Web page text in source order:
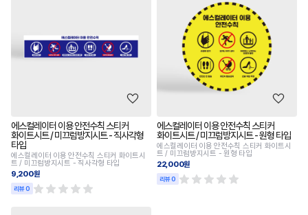
에스컬레이터 이용 안전수칙 스티커
화이트시트 / 미끄럼방지시트 - 직사각형
타입
에스컬레이터 이용 안전수칙 스티커 화이트시
트 / 미끄럼방지시트 - 직사각형 타입
9,200원
리뷰 0
에스컬레이터 이용 안전수칙 스티커
화이트시트 / 미끄럼방지시트 - 원형 타입
에스컬레이터 이용 안전수칙 스티커 화이트시
트 / 미끄럼방지시트 - 원형 타입
22,000원
리뷰 0